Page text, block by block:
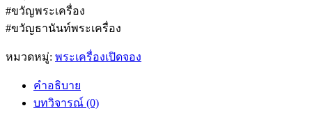
#ขวัญพระเครื่อง
#ขวัญธานันท์พระเครื่อง
หมวดหมู่: พระเครื่องเปิดจอง
คำอธิบาย
บทวิจารณ์ (0)